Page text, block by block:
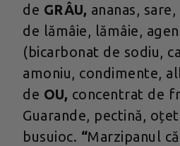
de GRÂU, ananas,
de lămâie, lămâie,
(bicarbonat de sodiu,
amoniu, condimente,
de OU, concentrat de
Guarande, pectină,
busuioc. “Marzipanul